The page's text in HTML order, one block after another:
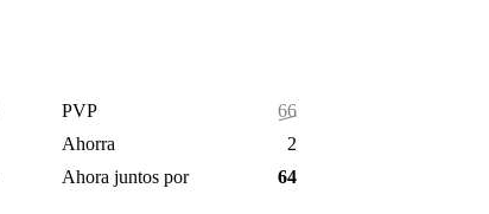
€
€
PVP
666,00 €
Ahorra
26,00 €
Ahora juntos por
640,00 €